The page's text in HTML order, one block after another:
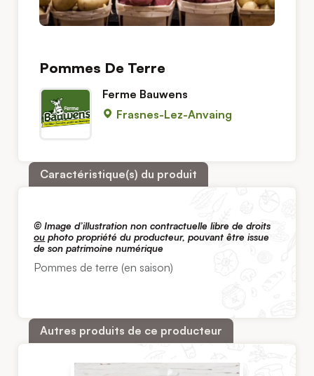
Pommes De Terre
Ferme Bauwens
Frasnes-Lez-Anvaing
Caractéristique(s) du produit
© Image d’illustration non contractuelle libre de droits
ou photo propriété du producteur, pouvant être issue
de son patrimoine numérique
Pommes de terre (en saison)
Autres produits de ce producteur